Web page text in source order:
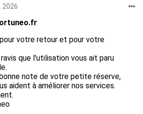
2026
pour votre retour et pour votre
que l'utilisation vous ait paru
note de votre petite réserve,
aident à améliorer nos services.